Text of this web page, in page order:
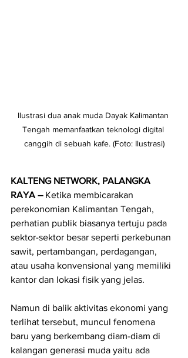
Ilustrasi dua anak muda Dayak Kalimantan
Tengah memanfaatkan teknologi digital
canggih di sebuah kafe. (Foto: Ilustrasi)
KALTENG NETWORK, PALANGKA
RAYA – Ketika membicarakan
perekonomian Kalimantan Tengah,
perhatian publik biasanya tertuju pada
sektor-sektor besar seperti perkebunan
sawit, pertambangan, perdagangan,
atau usaha konvensional yang memiliki
kantor dan lokasi fisik yang jelas.
Namun di balik aktivitas ekonomi yang
terlihat tersebut, muncul fenomena
baru yang berkembang diam-diam di
kalangan generasi muda yaitu ada